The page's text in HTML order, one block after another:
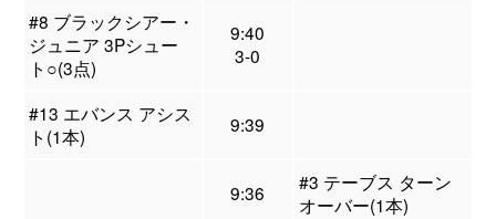
#8 ブラックシアー・
ジュニア 3Pシュー
ト○(3点)
9:40
3-0
#13 エバンス アシス
ト(1本)
9:39
9:36
#3 テーブス ターン
オーバー(1本)